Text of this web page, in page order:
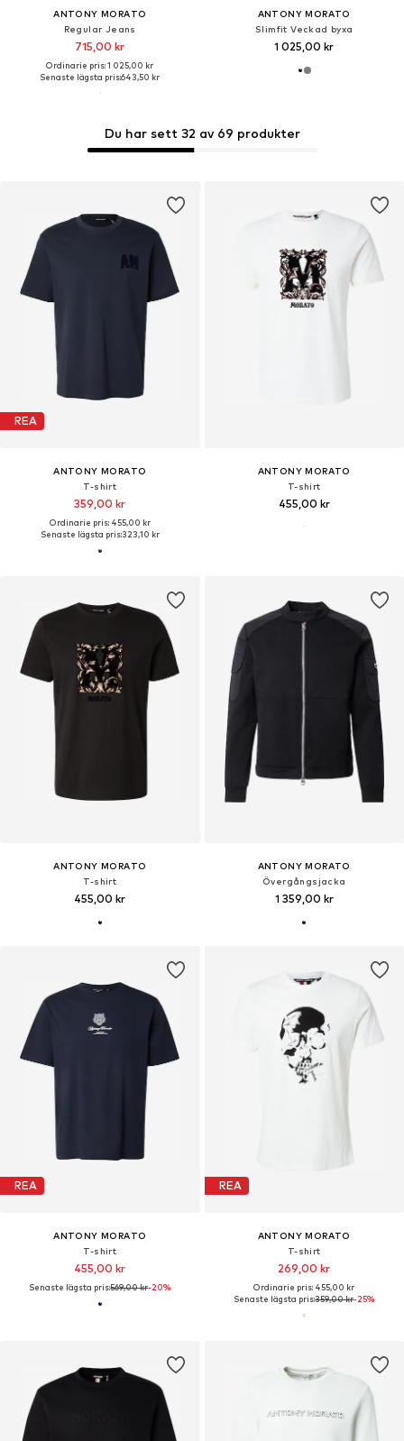
ANTONY MORATO
Regular Jeans
715,00 kr
Ordinarie pris: 1 025,00 kr
Senaste lägsta pris:643,50 kr
ANTONY MORATO
Slimfit Veckad byxa
1 025,00 kr
REA
ANTONY MORATO
T-shirt
359,00 kr
Ordinarie pris: 455,00 kr
Senaste lägsta pris:323,10 kr
Du har sett 32 av 69 produkter
ANTONY MORATO
T-shirt
455,00 kr
ANTONY MORATO
T-shirt
455,00 kr
ANTONY MORATO
Övergångsjacka
1 359,00 kr
REA
ANTONY MORATO
T-shirt
455,00 kr
Senaste lägsta pris:569,00 kr-20%
REA
ANTONY MORATO
T-shirt
269,00 kr
Ordinarie pris: 455,00 kr
Senaste lägsta pris:359,00 kr-25%